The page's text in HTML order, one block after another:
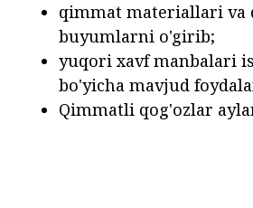
qimmat materiallari va
buyumlarni o'girib;
yuqori xavf manbalari
bo'yicha mavjud
Qimmatli qog'ozlar